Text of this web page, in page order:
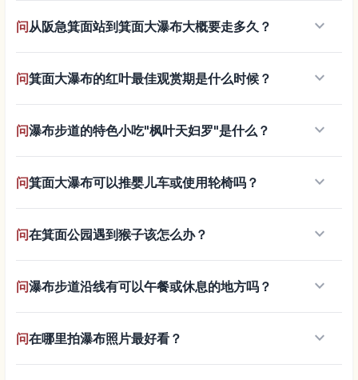
问从阪急箕面站到箕面大瀑布大概要走多久？ keyboard_arrow_down
问箕面大瀑布的红叶最佳观赏期是什么时候？ keyboard_arrow_down
问瀑布步道的特色小吃"枫叶天妇罗"是什么？ keyboard_arrow_down
问箕面大瀑布可以推婴儿车或使用轮椅吗？ keyboard_arrow_down
问在箕面公园遇到猴子该怎么办？ keyboard_arrow_down
问瀑布步道沿线有可以午餐或休息的地方吗？ keyboard_arrow_down
问在哪里拍瀑布照片最好看？ keyboard_arrow_down